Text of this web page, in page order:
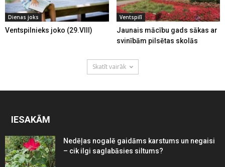
Dienas joks
Ventspilnieks joko (29.VIII)
Ventspilī
Jaunais mācību gads sākas ar
svinībām pilsētas skolās
Skatīt vairāk
IESAKĀM
Nedēļas nogalē gaidāms karstums un negaisi
– cik ilgi saglabāsies siltums?